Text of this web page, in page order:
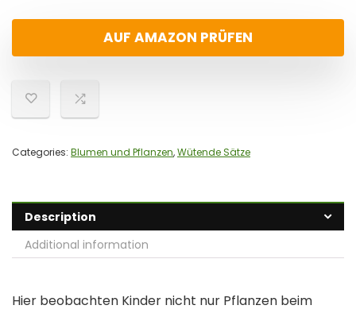
AUF AMAZON PRÜFEN
Categories: Blumen und Pflanzen,Wütende Sätze
Description
Additional information
Hier beobachten Kinder nicht nur Pflanzen beim